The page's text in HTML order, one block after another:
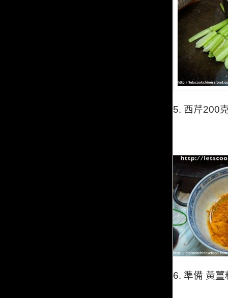
5. 西芹200
6. 準備 黃薑